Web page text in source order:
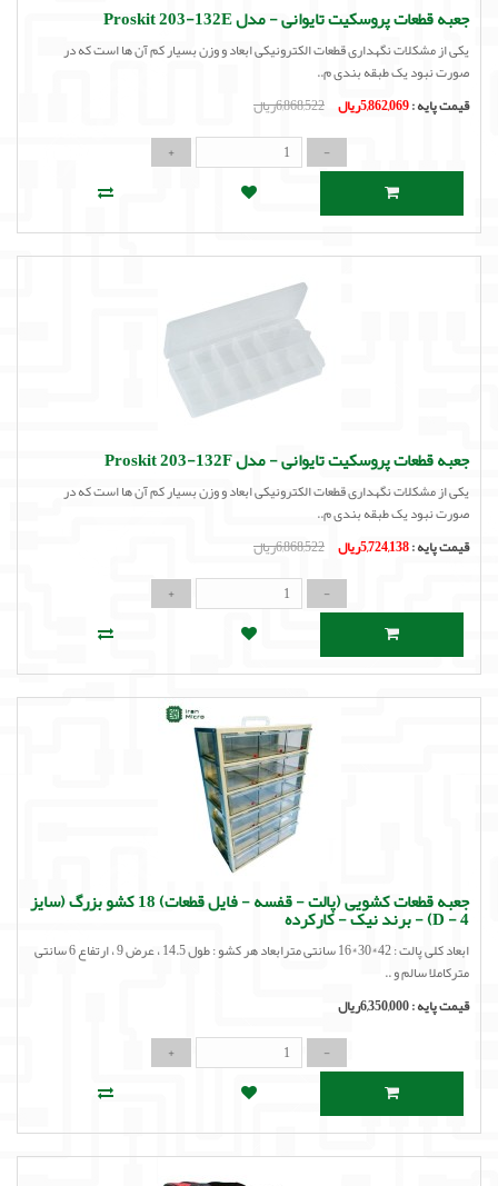
جعبه قطعات پروسکیت تایوانی - مدل Proskit 203-132E
یکی از مشکلات نگهداری قطعات الکترونیکی ابعاد و وزن بسیار کم آن ها است که در
صورت نبود یک طبقه بندی م..
قیمت پایه :5,862,069ریال 6,868,522ریال
جعبه قطعات پروسکیت تایوانی - مدل Proskit 203-132F
یکی از مشکلات نگهداری قطعات الکترونیکی ابعاد و وزن بسیار کم آن ها است که در
صورت نبود یک طبقه بندی م..
قیمت پایه :5,724,138ریال 6,868,522ریال
جعبه قطعات کشویی (پالت - قفسه - فایل قطعات) 18 کشو بزرگ (سایز
4 - D) - برند نیک - کارکرده
ابعاد کلی پالت : 42*30*16 سانتی مترابعاد هر کشو : طول 14.5 ، عرض 9 ، ارتفاع 6 سانتی
مترکاملا سالم و ..
قیمت پایه :6,350,000ریال